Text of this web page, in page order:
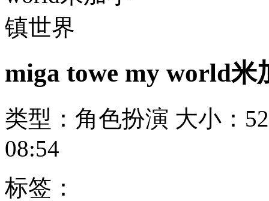
miga towe my world米
类型：角色扮演 大小：
08:54
标签：